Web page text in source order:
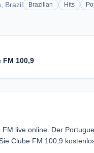
Brazil Brazilian Hits
FM 100,9
live online. Der
Clube FM 100,9